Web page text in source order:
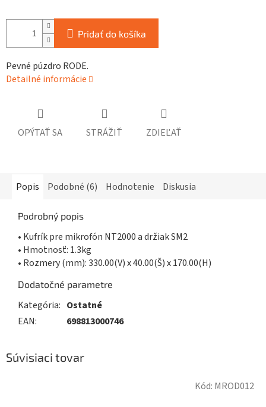
Pridať do košíka
Pevné púzdro RODE.
Detailné informácie
OPÝTAŤ SA STRÁŽIŤ ZDIEĽAŤ
Popis Podobné (6) Hodnotenie Diskusia
Podrobný popis
• Kufrík pre mikrofón NT2000 a držiak SM2
• Hmotnosť: 1.3kg
• Rozmery (mm): 330.00(V) x 40.00(Š) x 170.00(H)
Dodatočné parametre
Kategória: Ostatné
EAN: 698813000746
Súvisiaci tovar
Kód: MROD012